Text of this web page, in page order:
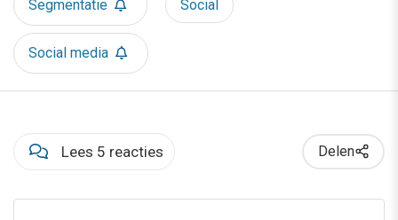
Segmentatie Social
Social media
Lees 5 reacties Delen